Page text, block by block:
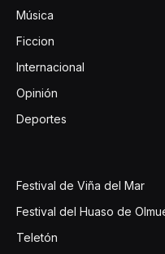
Música
Ficcion
Internacional
Opinión
Deportes
Festival de Viña del Mar
Festival del Huaso de
Teletón